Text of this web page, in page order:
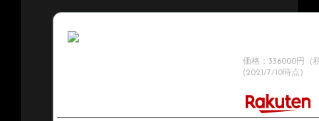
価格：336000円（
(2021/7/10時点)